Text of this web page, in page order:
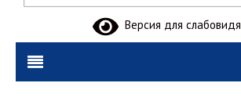
Версия для